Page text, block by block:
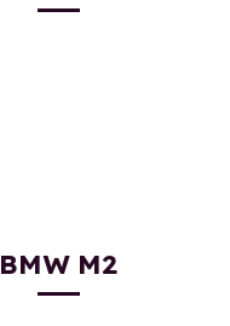
BMW M2